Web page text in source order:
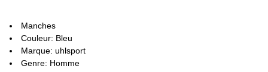
Manches
Couleur: Bleu
Marque: uhlsport
Genre: Homme